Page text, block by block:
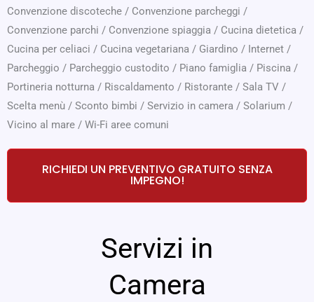
Convenzione discoteche / Convenzione parcheggi /
Convenzione parchi / Convenzione spiaggia / Cucina dietetica /
Cucina per celiaci / Cucina vegetariana / Giardino / Internet /
Parcheggio / Parcheggio custodito / Piano famiglia / Piscina /
Portineria notturna / Riscaldamento / Ristorante / Sala TV /
Scelta menù / Sconto bimbi / Servizio in camera / Solarium /
Vicino al mare / Wi-Fi aree comuni
RICHIEDI UN PREVENTIVO GRATUITO SENZA
IMPEGNO!
Servizi in
Camera